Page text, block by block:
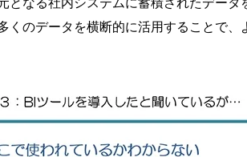
となる社内システムに蓄積されたデータ
のデータを横断的に活用することで、